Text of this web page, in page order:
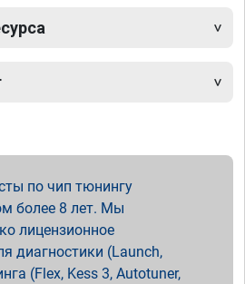
по чип тюнингу
более 8 лет. Мы
лицензионное
диагностики (Launch,
(Flex, Kess 3, Autotuner,